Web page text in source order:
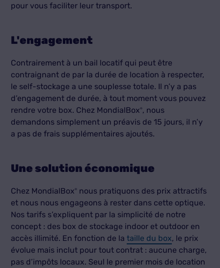
pour vous faciliter leur transport.
L'engagement
Contrairement à un bail locatif qui peut être
contraignant de par la durée de location à respecter,
le self-stockage a une souplesse totale. Il n’y a pas
d’engagement de durée, à tout moment vous pouvez
rendre votre box. Chez MondialBox®, nous
demandons simplement un préavis de 15 jours, il n’y
a pas de frais supplémentaires ajoutés.
Une solution économique
Chez MondialBox®
nous pratiquons des prix attractifs
et nous nous engageons à rester dans cette optique.
Nos tarifs s’expliquent par la simplicité de notre
concept : des box de stockage indoor et outdoor en
accès illimité. En fonction de lataille du box, le prix
évolue mais inclut pour tout contrat : aucune charge,
pas d’impôts locaux. Seul le premier mois de location